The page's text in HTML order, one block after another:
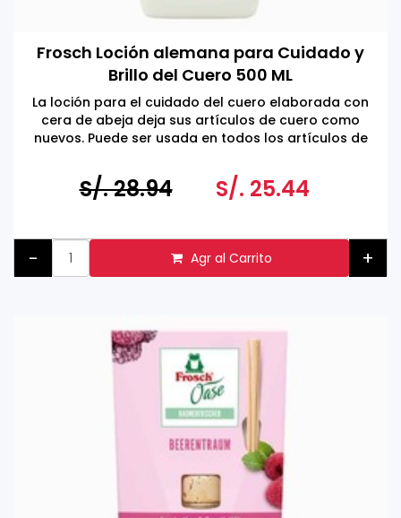
Frosch Loción alemana para Cuidado y
Brillo del Cuero 500 ML
La loción para el cuidado del cuero elaborada con
cera de abeja deja sus artículos de cuero como
nuevos. Puede ser usada en todos los artículos de
Hecho en ALEMANIA
Eco Amigable, no daña la piel.
S/. 28.94 S/. 25.44
- Agr al Carrito +